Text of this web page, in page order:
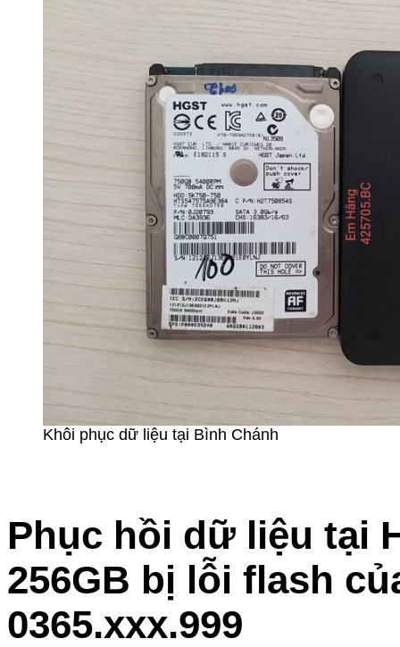
Khôi phục dữ liệu tại Bình Chánh
Phục hồi dữ liệu tại
256GB bị lỗi flash
0365.xxx.999